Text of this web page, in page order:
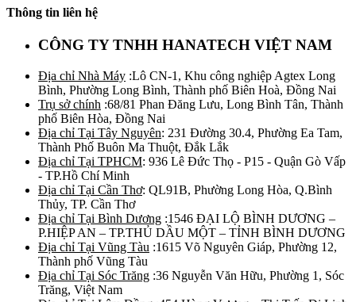
Thông tin liên hệ
CÔNG TY TNHH HANATECH VIỆT NAM
Địa chỉ Nhà Máy :Lô CN-1, Khu công nghiệp Agtex Long
Bình, Phường Long Bình, Thành phố Biên Hoà, Đồng Nai
Trụ sở chính :68/81 Phan Đăng Lưu, Long Bình Tân, Thành
phố Biên Hòa, Đồng Nai
Địa chỉ Tại Tây Nguyên: 231 Đường 30.4, Phường Ea Tam,
Thành Phố Buôn Ma Thuột, Đắk Lắk
Địa chỉ Tại TPHCM: 936 Lê Đức Thọ - P15 - Quận Gò Vấp
- TP.Hồ Chí Minh
Địa chỉ Tại Cần Thơ: QL91B, Phường Long Hòa, Q.Bình
Thủy, TP. Cần Thơ
Địa chỉ Tại Bình Dương :1546 ĐẠI LỘ BÌNH DƯƠNG –
P.HIỆP AN – TP.THỦ DẦU MỘT – TỈNH BÌNH DƯƠNG
Địa chỉ Tại Vũng Tàu :1615 Võ Nguyên Giáp, Phường 12,
Thành phố Vũng Tàu
Địa chỉ Tại Sóc Trăng :36 Nguyễn Văn Hữu, Phường 1, Sóc
Trăng, Việt Nam